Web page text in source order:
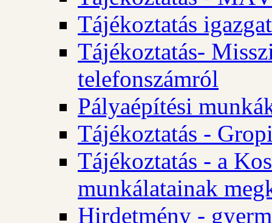
Tájékoztatás
Tájékoztatás-
telefonszámról
Pályaépítési
Tájékoztatás -
Tájékoztatás - a
munkálatainak
Hirdetmény -